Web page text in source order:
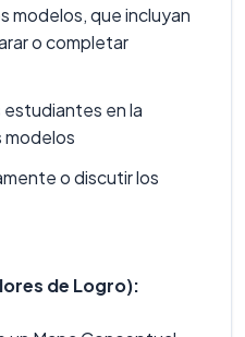
modelos, que incluyan
o completar
en la
modelos
o discutir los
de Logro):